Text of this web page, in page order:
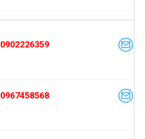
0902226359
0967458568